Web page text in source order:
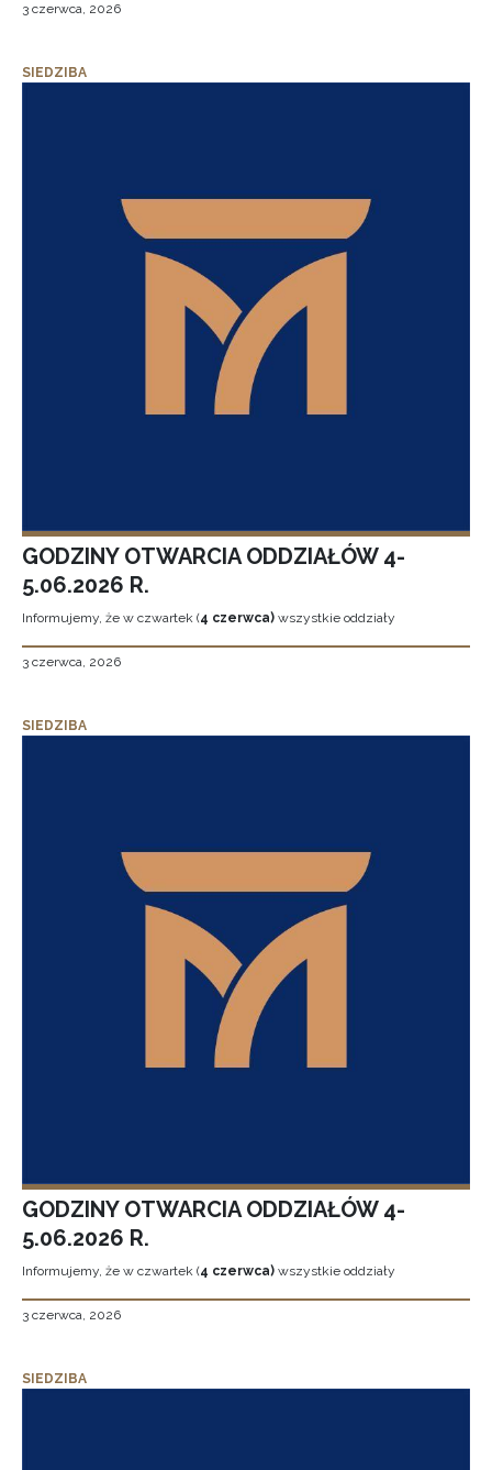
3 czerwca, 2026
SIEDZIBA
GODZINY OTWARCIA ODDZIAŁÓW 4-
5.06.2026 R.
Informujemy, że w czwartek (4 czerwca) wszystkie oddziały
3 czerwca, 2026
SIEDZIBA
GODZINY OTWARCIA ODDZIAŁÓW 4-
5.06.2026 R.
Informujemy, że w czwartek (4 czerwca) wszystkie oddziały
3 czerwca, 2026
SIEDZIBA